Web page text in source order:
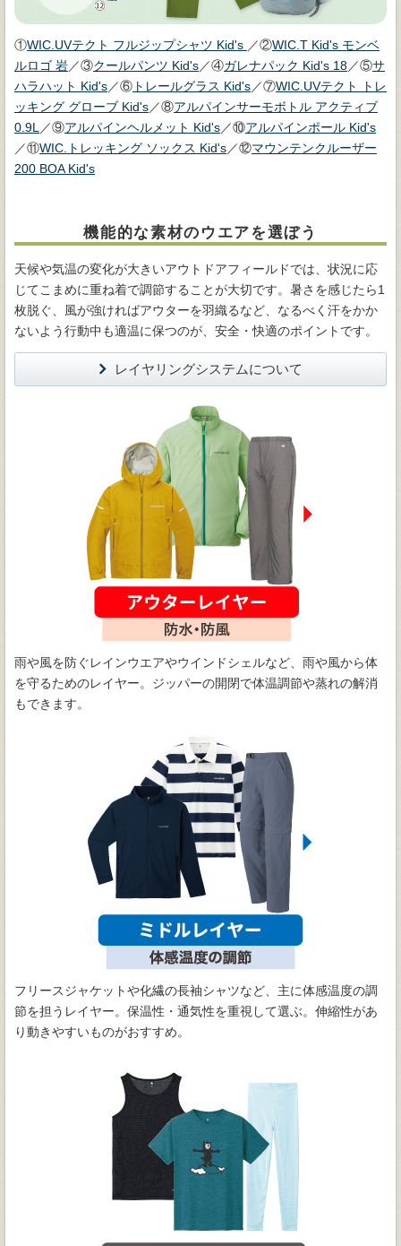
①WIC.UVテクト フルジップシャツ Kid's ／②WIC.T Kid's モンベ
ルロゴ 岩／③クールパンツ Kid's／④ガレナパック Kid's 18／⑤サ
ハラハット Kid's／⑥ トレールグラス Kid's／⑦WIC.UVテクト トレ
ッキング グローブ Kid's／⑧アルパインサーモボトル アクティブ
0.9L ／⑨アルパインヘルメット Kid's／⑩アルパインポール Kid's
／⑪WIC.トレッキング ソックス Kid's／⑫マウンテンクルーザー
200 BOA Kid's
機能的な素材のウエアを選ぼう
天候や気温の変化が大きいアウトドアフィールドでは、状況に応
じてこまめに重ね着で調節することが大切です。暑さを感じたら1
枚脱ぐ、風が強ければアウターを羽織るなど、なるべく汗をかか
ないよう行動中も適温に保つのが、安全・快適のポイントです。
レイヤリングシステムについて
雨や風を防ぐレインウエアやウインドシェルなど、雨や風から体
を守るためのレイヤー。ジッパーの開閉で体温調節や蒸れの解消
もできます。
フリースジャケットや化繊の長袖シャツなど、主に体感温度の調
節を担うレイヤー。保温性・通気性を重視して選ぶ。伸縮性があ
り動きやすいものがおすすめ。